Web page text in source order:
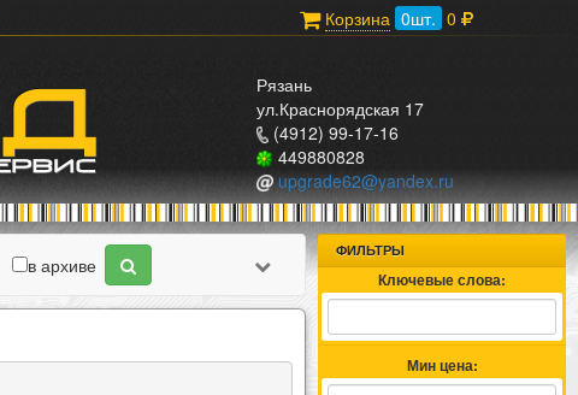
Корзина 0шт. 0
Рязань
ул.Краснорядская 17
(4912) 99-17-16
449880828
upgrade62@yandex.ru
в архиве
ФИЛЬТРЫ
Ключевые слова:
Мин цена: